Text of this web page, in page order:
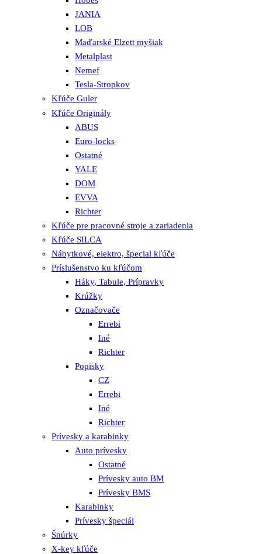
JANIA
LOB
Maďarské Elzett myšiak
Metalplast
Nemef
Tesla-Stropkov
Kľúče Guler
Kľúče Originály
ABUS
Euro-locks
Ostatné
YALE
DOM
EVVA
Richter
Kľúče pre pracovné stroje a zariadenia
Kľúče SILCA
Nábytkové, elektro, špecial kľúče
Príslušenstvo ku kľúčom
Háky, Tabule, Prípravky
Krúžky
Označovače
Errebi
Iné
Richter
Popisky
CZ
Errebi
Iné
Richter
Prívesky a karabinky
Auto prívesky
Ostatné
Prívesky auto BM
Prívesky BMS
Karabinky
Prívesky špeciál
Šnúrky
X-key kľúče